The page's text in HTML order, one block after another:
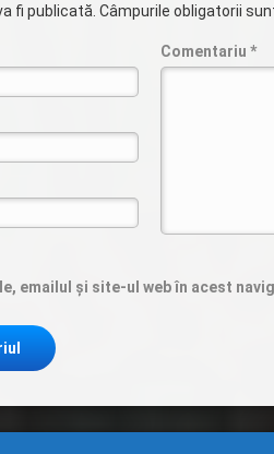
fi publicată. Câmpurile obligatorii
Comentariu *
emailul și site-ul web în acest